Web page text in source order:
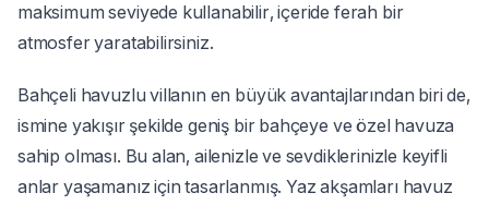
maksimum seviyede kullanabilir, içeride ferah bir
atmosfer yaratabilirsiniz.
Bahçeli havuzlu villanın en büyük avantajlarından biri de,
ismine yakışır şekilde geniş bir bahçeye ve özel havuza
sahip olması. Bu alan, ailenizle ve sevdiklerinizle keyifli
anlar yaşamanız için tasarlanmış. Yaz akşamları havuz